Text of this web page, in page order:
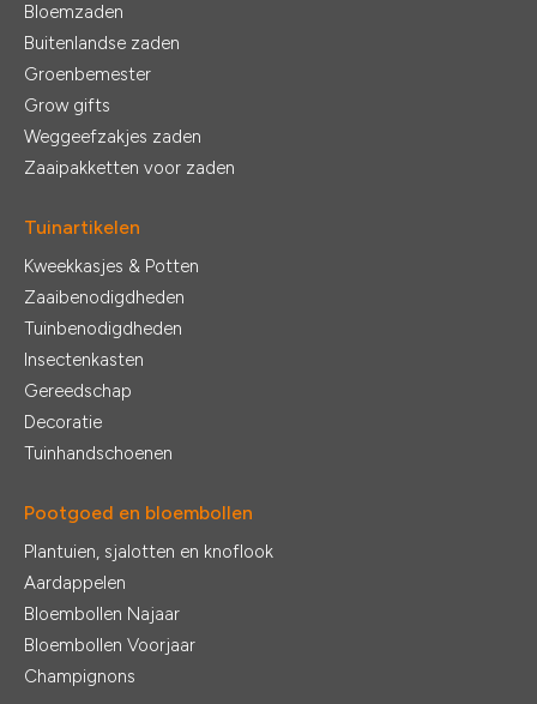
Bloemzaden
Buitenlandse zaden
Groenbemester
Grow gifts
Weggeefzakjes zaden
Zaaipakketten voor zaden
Tuinartikelen
Kweekkasjes & Potten
Zaaibenodigdheden
Tuinbenodigdheden
Insectenkasten
Gereedschap
Decoratie
Tuinhandschoenen
Pootgoed en bloembollen
Plantuien, sjalotten en knoflook
Aardappelen
Bloembollen Najaar
Bloembollen Voorjaar
Champignons